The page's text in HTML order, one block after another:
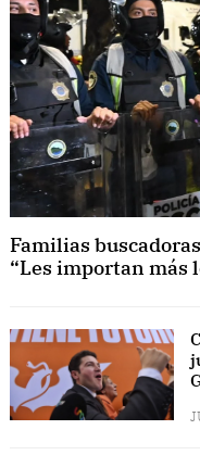
Familias
“Les importan más